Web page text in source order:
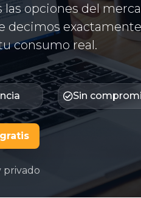
opciones del
decimos
consumo real.
Sin
privado